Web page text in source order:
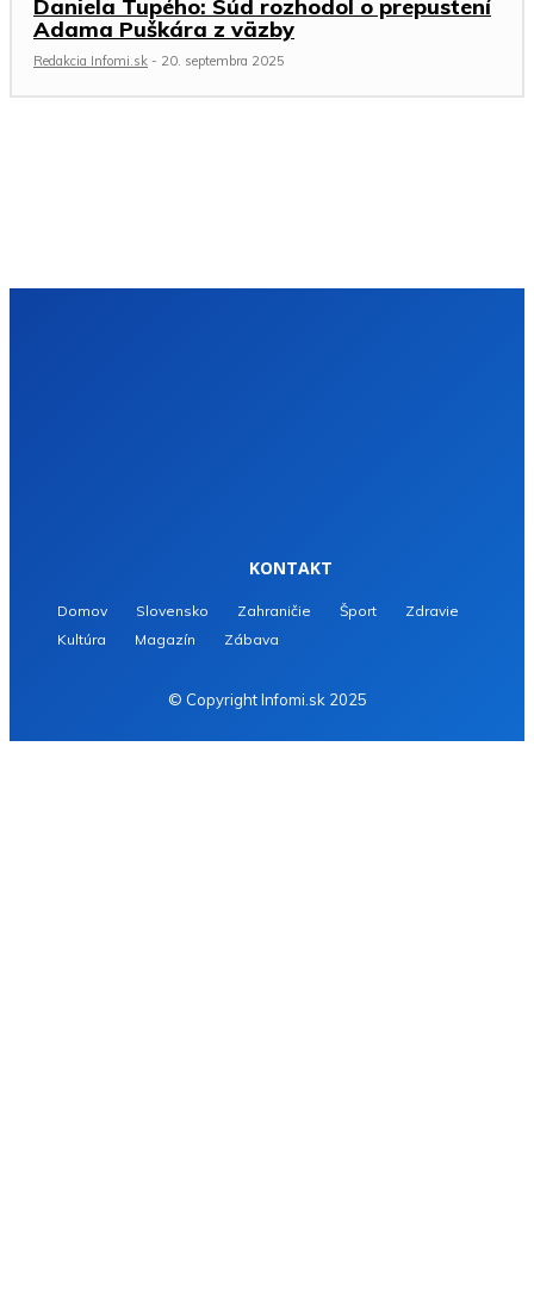
Daniela Tupého: Súd rozhodol o prepustení
Adama Puškára z väzby
Redakcia Infomi.sk - 20. septembra 2025
KONTAKT
Domov Slovensko Zahraničie Šport
Zdravie
Kultúra
Magazín Zábava
© Copyright Infomi.sk 2025